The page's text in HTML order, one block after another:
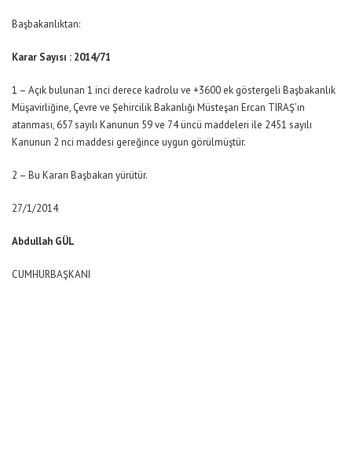
Başbakanlıktan:
Karar Sayısı : 2014/71
1 – Açık bulunan 1 inci derece kadrolu ve +3600 ek göstergeli Başbakanlık
Müşavirliğine, Çevre ve Şehircilik Bakanlığı Müsteşarı Ercan TIRAŞ’ın
atanması, 657 sayılı Kanunun 59 ve 74 üncü maddeleri ile 2451 sayılı
Kanunun 2 nci maddesi gereğince uygun görülmüştür.
2 – Bu Kararı Başbakan yürütür.
27/1/2014
Abdullah GÜL
CUMHURBAŞKANI